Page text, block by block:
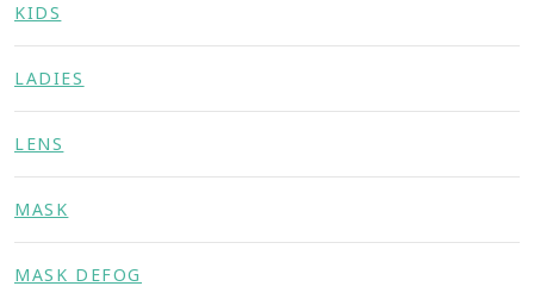
KIDS
LADIES
LENS
MASK
MASK DEFOG